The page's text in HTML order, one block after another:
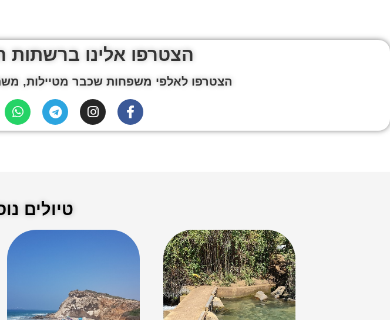
הצטרפו אלינו ברשתות
הצטרפו לאלפי משפחות שכבר מטיילות,
טיולים